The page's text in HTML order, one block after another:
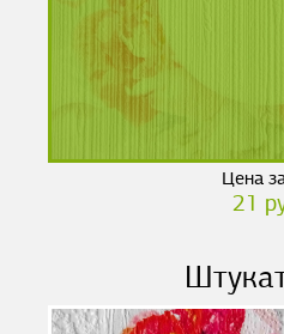
Цена
21